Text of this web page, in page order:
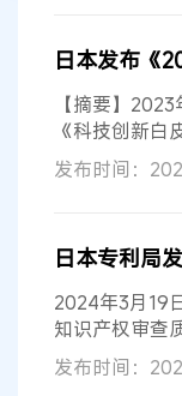
显示，2022年
时间都有所缩
注册和商标的
日本发布《
【摘要】
《科技创新白
白皮书根据《
政府在振兴科
发布时间：
2024年3月19
知识产权审查
理的实施体系
于上述评价的
发布时间：